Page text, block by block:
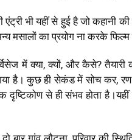
एंट्री भी यहीं से हुई है जो कहानी
मसालों का प्रयोग ना करके फिल्म
में क्या, क्यों, और कैसे?
गया है। कुछ ही सेकंड में सोच कर,
दृष्टिकोण से ही संभव होता